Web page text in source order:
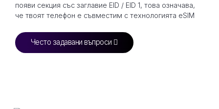
появи секция със заглавие EID / EID 1, това означава,
че твоят телефон е съвместим с технологията eSIM
Често задавани въпроси